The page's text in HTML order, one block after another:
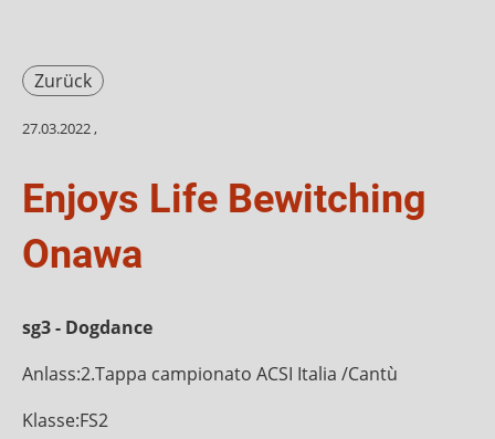
Zurück
27.03.2022,
Enjoys Life Bewitching
Onawa
sg3 - Dogdance
Anlass:2.Tappa campionato ACSI Italia /Cantù
Klasse:FS2